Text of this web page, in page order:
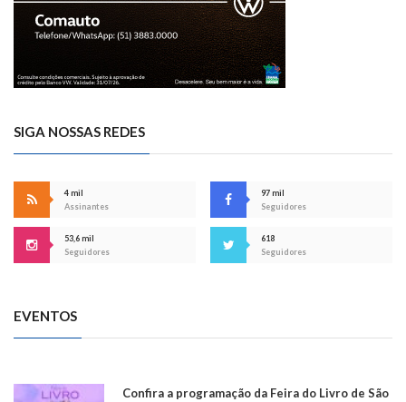
SIGA NOSSAS REDES
4 mil
Assinantes
97 mil
Seguidores
53,6 mil
Seguidores
618
Seguidores
EVENTOS
Confira a programação da Feira do Livro de São